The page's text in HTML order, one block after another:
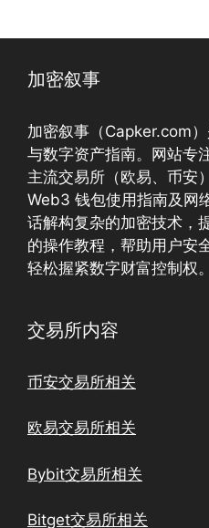
加密叙事
加密叙事（Capker.com
与数字资产指南。网站专
主流交易所（欧易、币安
Web3 钱包使用指南及网
话解构复杂的加密技术，
的操作教程，帮助用户安
轻松握紧数字财富控制权。
交易所内容
币安交易所相关
欧易交易所相关
Bybit交易所相关
Bitget交易所相关